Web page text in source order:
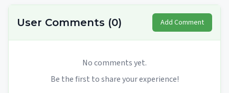
User Comments (0) Add Comment
No comments yet.
Be the first to share your experience!